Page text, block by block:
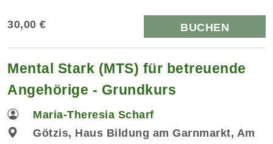
30,00 € BUCHEN
Mental Stark (MTS) für betreuende
Angehörige - Grundkurs
Maria-Theresia Scharf
Götzis, Haus Bildung am Garnmarkt, Am